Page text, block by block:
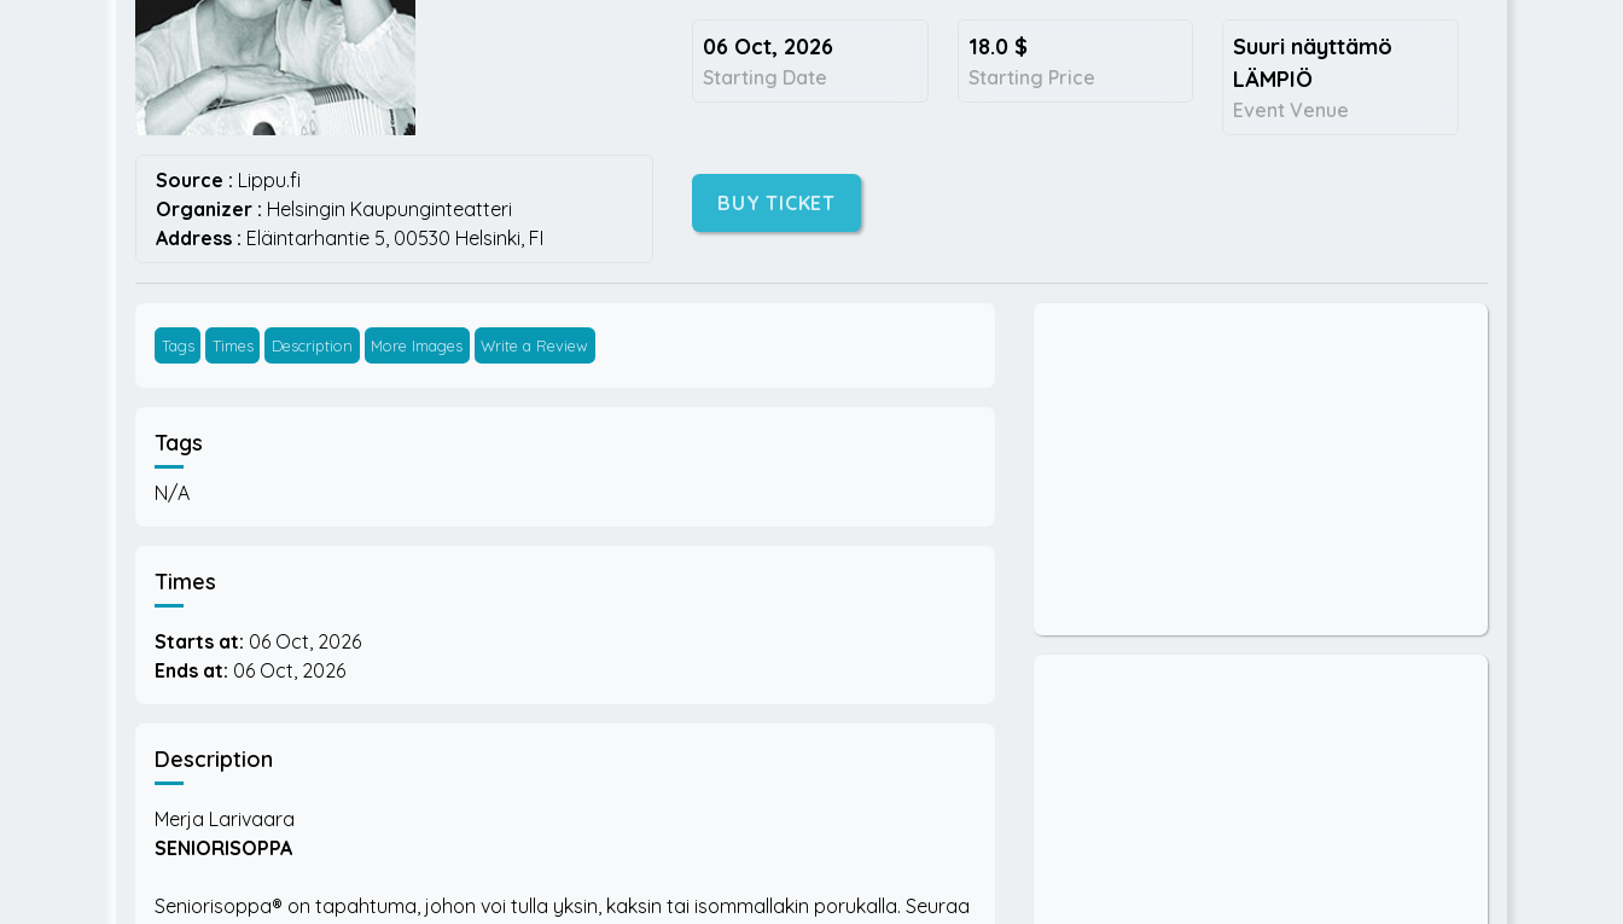
Source : Lippu.fi
Organizer : Helsingin Kaupunginteatteri
Address : Eläintarhantie 5, 00530 Helsinki, FI
06 Oct, 2026
Starting Date
18.0 $
Starting Price
Suuri näyttämö
LÄMPIÖ
Event Venue
BUY TICKET
Tags Times Description More Images Write a Review
Tags
N/A
Times
Starts at: 06 Oct, 2026
Ends at: 06 Oct, 2026
Description
Merja Larivaara
SENIORISOPPA
Seniorisoppa® on tapahtuma, johon voi tulla yksin, kaksin tai isommallakin porukalla. Seuraa